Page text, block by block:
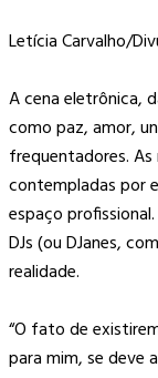
Letícia Carvalho/
A cena eletrônica,
como paz, amor,
frequentadores.
contempladas por
espaço
DJs (ou DJanes,
realidade.
“O fato de
para mim, se deve